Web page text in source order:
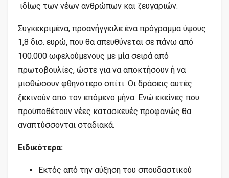
ιδίως των νέων ανθρώπων και ζευγαριών.
Συγκεκριμένα, προανήγγειλε ένα πρόγραμμα ύψους
1,8 δισ. ευρώ, που θα απευθύνεται σε πάνω από
100.000 ωφελούμενους με μία σειρά από
πρωτοβουλίες, ώστε για να αποκτήσουν ή να
μισθώσουν φθηνότερο σπίτι. Οι δράσεις αυτές
ξεκινούν από τον επόμενο μήνα. Ενώ εκείνες που
προϋποθέτουν νέες κατασκευές προφανώς θα
αναπτύσσονται σταδιακά.
Ειδικότερα:
Εκτός από την αύξηση του σπουδαστικού